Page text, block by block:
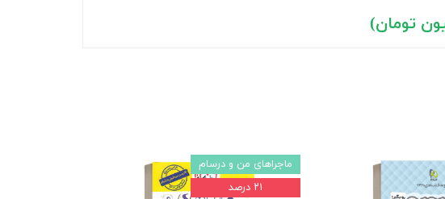
ماجراهای من و درسام
۲۱ درصد